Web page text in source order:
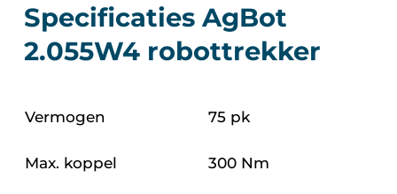
Specificaties AgBot
2.055W4 robottrekker
Vermogen 75 pk
Max. koppel 300 Nm